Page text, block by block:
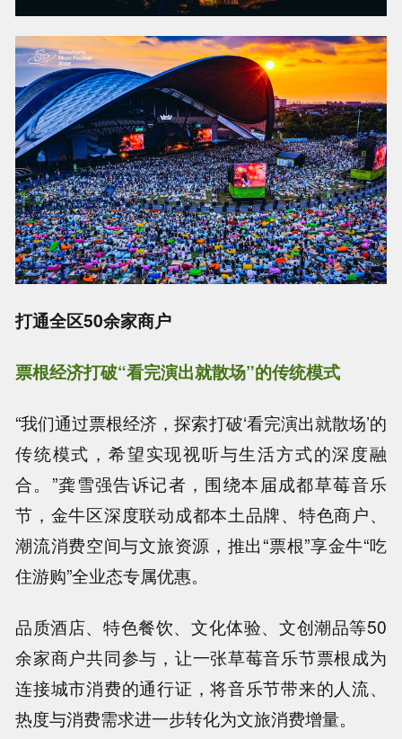
打通全区50余家商户
票根经济打破“看完演出就散场”的传统模式
“我们通过票根经济，探索打破‘看完演出就散场’的
传统模式，希望实现视听与生活方式的深度融
合。”龚雪强告诉记者，围绕本届成都草莓音乐
节，金牛区深度联动成都本土品牌、特色商户、
潮流消费空间与文旅资源，推出“票根”享金牛“吃
住游购”全业态专属优惠。
品质酒店、特色餐饮、文化体验、文创潮品等50
余家商户共同参与，让一张草莓音乐节票根成为
连接城市消费的通行证，将音乐节带来的人流、
热度与消费需求进一步转化为文旅消费增量。